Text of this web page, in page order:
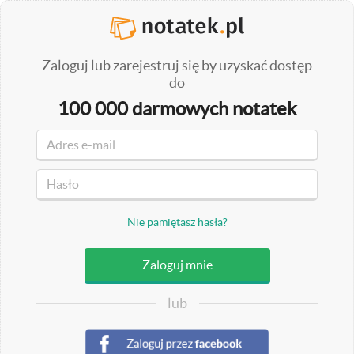
Zaloguj lub zarejestruj się by uzyskać dostęp
do
100 000 darmowych notatek
Nie pamiętasz hasła?
lub